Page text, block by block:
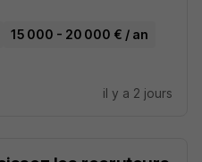
15 000 - 20 000 € / an
il y a 2 jours